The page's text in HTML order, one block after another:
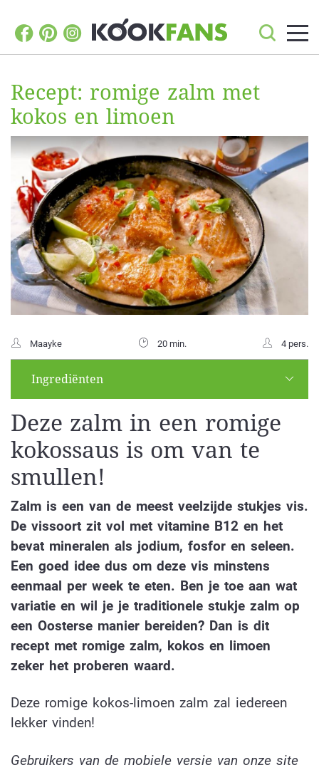
Recept: romige zalm met
kokos en limoen
Maayke 20 min. 4 pers.
Ingrediënten
Deze zalm in een romige
kokossaus is om van te
smullen!
Zalm is een van de meest veelzijde stukjes vis.
De vissoort zit vol met vitamine B12 en het
bevat mineralen als jodium, fosfor en seleen.
Een goed idee dus om deze vis minstens
eenmaal per week te eten. Ben je toe aan wat
variatie en wil je je traditionele stukje zalm op
een Oosterse manier bereiden? Dan is dit
recept met romige zalm, kokos en limoen
zeker het proberen waard.
Deze romige kokos-limoen zalm zal iedereen
lekker vinden!
Gebruikers van de mobiele versie van onze site